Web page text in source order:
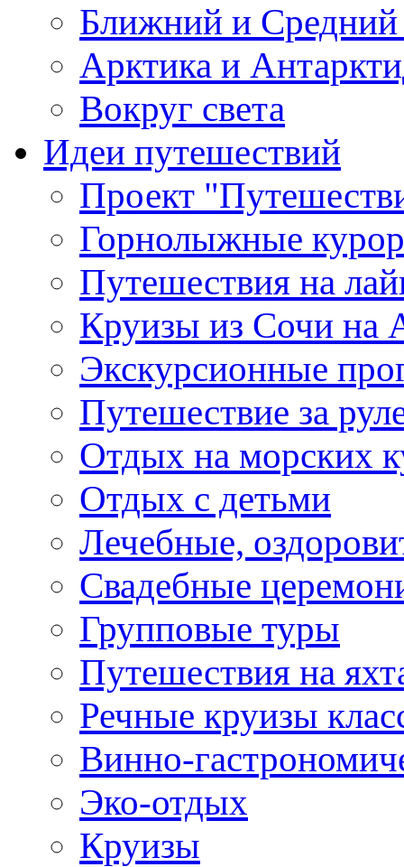
Ближний и Средний
Арктика и
Вокруг света
Идеи путешествий
Проект
Горнолыжные
Путешествия на
Круизы из Сочи на
Экскурсионные
Путешествие за
Отдых на морских
Отдых с детьми
Лечебные,
Свадебные
Групповые туры
Путешествия на
Речные круизы
Винно-
Эко-отдых
Круизы